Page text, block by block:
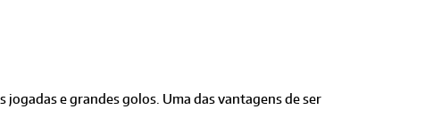
e grandes golos. Uma das vantagens de ser